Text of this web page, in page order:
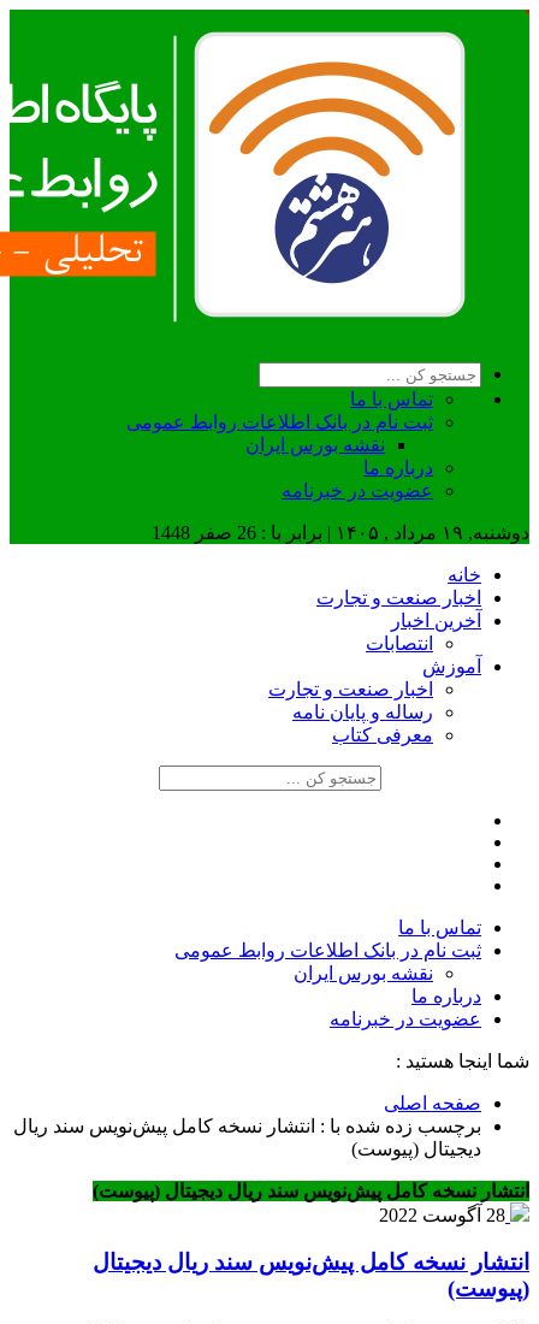
تماس با ما
ثبت نام در بانک اطلاعات روابط عمومی
نقشه بورس ایران
درباره ما
عضويت در خبرنامه
دوشنبه, ۱۹ مرداد , ۱۴۰۵ | برابر با : 26 صفر 1448
خانه
اخبار صنعت و تجارت
آخرین اخبار
انتصابات
آموزش
اخبار صنعت و تجارت
رساله و پایان نامه
معرفی کتاب
تماس با ما
ثبت نام در بانک اطلاعات روابط عمومی
نقشه بورس ایران
درباره ما
عضويت در خبرنامه
شما اینجا هستید :
صفحه اصلی
برچسب زده شده با : انتشار نسخه کامل پیش‌نویس سند ریال
دیجیتال (پیوست)
انتشار نسخه کامل پیش‌نویس سند ریال دیجیتال (پیوست)
28 آگوست 2022
انتشار نسخه کامل پیش‌نویس سند ریال دیجیتال
(پیوست)